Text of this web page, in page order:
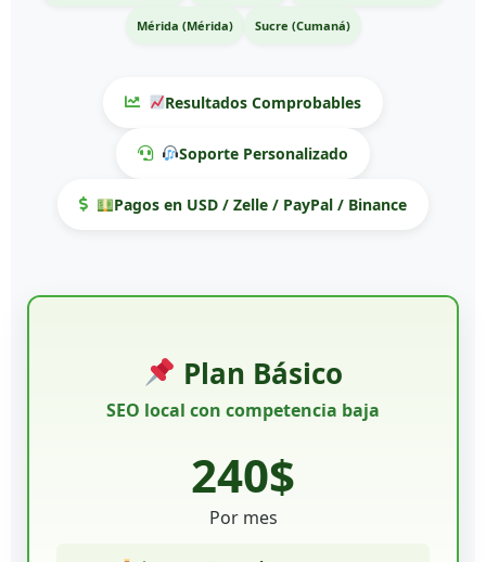
Mérida (Mérida) Sucre (Cumaná)
Resultados Comprobables
Soporte Personalizado
Pagos en USD / Zelle / PayPal / Binance
Plan Básico
SEO local con competencia baja
240$
Por mes